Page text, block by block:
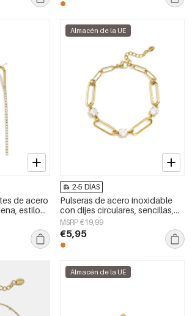
de acero
estilo
o
para
Almacén de la UE
2-5 DÍAS
Pulseras de acero inoxidable
con dijes circulares, sencillas,
de la serie Daily Simple, joyería
para mujer
MSRP €19,99
€5,95
Almacén de la UE